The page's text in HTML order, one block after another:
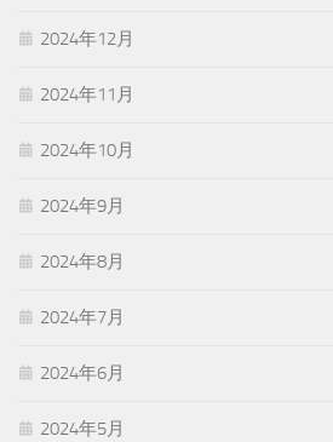
2024年12月
2024年11月
2024年10月
2024年9月
2024年8月
2024年7月
2024年6月
2024年5月